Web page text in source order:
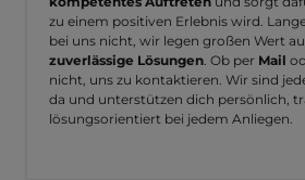
zu einem positiven Erlebnis wird.
bei uns nicht, wir legen großen Wert
zuverlässige Lösungen. Ob per Mail
nicht, uns zu kontaktieren. Wir sind
da und unterstützen dich persönlich,
lösungsorientiert bei jedem Anliegen.